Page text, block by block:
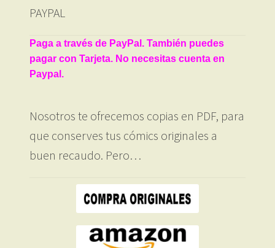
PAYPAL
Paga a través de PayPal. También puedes
pagar con Tarjeta. No necesitas cuenta en
Paypal.
Nosotros te ofrecemos copias en PDF, para
que conserves tus cómics originales a
buen recaudo. Pero…